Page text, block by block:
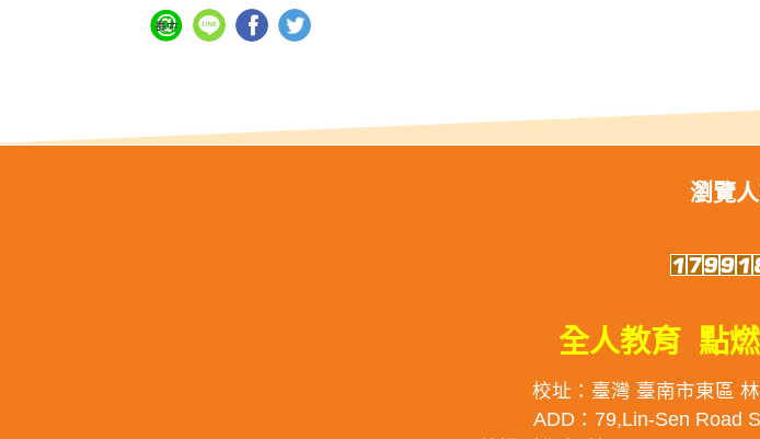
瀏覽
全人教育 點
校址：臺灣 臺南市東區
ADD：79,Lin-Sen Road